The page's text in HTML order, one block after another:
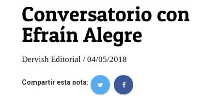
Conversatorio con
Efraín Alegre
Dervish Editorial / 04/05/2018
Compartir esta nota: